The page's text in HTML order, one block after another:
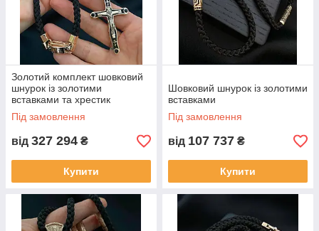
Золотий комплект шовковий
шнурок із золотими
вставками та хрестик
Під замовлення
від 327 294 ₴
Купити
Шовковий шнурок із золотими
вставками
Під замовлення
від 107 737 ₴
Купити